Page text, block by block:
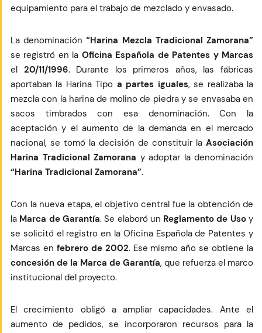
equipamiento para el trabajo de mezclado y envasado.
La denominación“Harina Mezcla Tradicional Zamorana”
se registró en la Oficina Española de Patentes y Marcas
el 20/11/1996. Durante los primeros años, las fábricas
aportaban la Harina Tipo a partes iguales, se realizaba la
mezcla con la harina de molino de piedra y se envasaba en
sacos timbrados con esa denominación. Con la
aceptación y el aumento de la demanda en el mercado
nacional, se tomó la decisión de constituir la Asociación
Harina Tradicional Zamorana y adoptar la denominación
“Harina Tradicional Zamorana”.
Con la nueva etapa, el objetivo central fue la obtención de
la Marca de Garantía. Se elaboró un Reglamento de Usoy
se solicitó el registro en la Oficina Española de Patentes y
Marcas en febrero de 2002. Ese mismo año se obtiene la
concesión de la Marca de Garantía, que refuerza el marco
institucional del proyecto.
El crecimiento obligó a ampliar capacidades. Ante el
aumento de pedidos, se incorporaron recursos para la